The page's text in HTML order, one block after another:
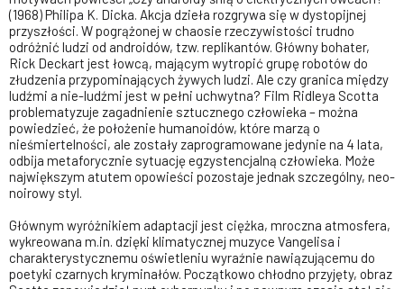
(1968) Philipa K. Dicka. Akcja dzieła rozgrywa się w dystopijnej
przyszłości. W pogrążonej w chaosie rzeczywistości trudno
odróżnić ludzi od androidów, tzw. replikantów. Główny bohater,
Rick Deckart jest łowcą, mającym wytropić grupę robotów do
złudzenia przypominających żywych ludzi. Ale czy granica między
ludźmi a nie-ludźmi jest w pełni uchwytna? Film Ridleya Scotta
problematyzuje zagadnienie sztucznego człowieka – można
powiedzieć, że położenie humanoidów, które marzą o
nieśmiertelności, ale zostały zaprogramowane jedynie na 4 lata,
odbija metaforycznie sytuację egzystencjalną człowieka. Może
największym atutem opowieści pozostaje jednak szczególny, neo-
noirowy styl.
Głównym wyróżnikiem adaptacji jest ciężka, mroczna atmosfera,
wykreowana m.in. dzięki klimatycznej muzyce Vangelisa i
charakterystycznemu oświetleniu wyraźnie nawiązującemu do
poetyki czarnych kryminałów. Początkowo chłodno przyjęty, obraz